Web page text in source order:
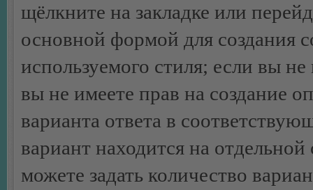
щёлкните на закладке или
основной формой для создания
используемого стиля; если вы
вы не имеете прав на создание
варианта ответа в
вариант находится на
можете задать количество